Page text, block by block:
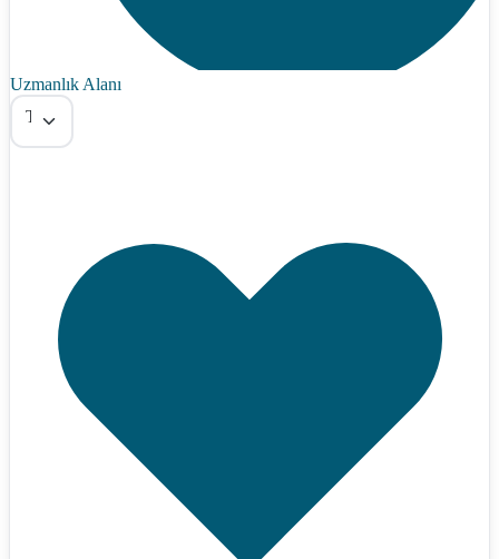
Uzmanlık Alanı
Tümü